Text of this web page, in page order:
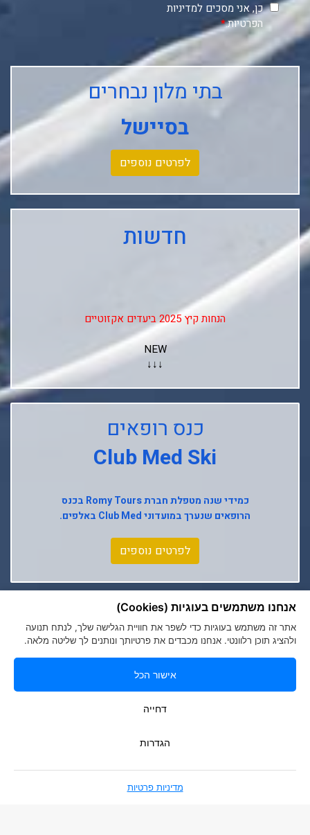
כן, אני מסכים למדיניות
הפרטיות.*
בתי מלון נבחרים
בסיישל
לפרטים נוספים
חדשות
הנחות קיץ 2025 ביעדים אקזוטיים
NEW
↓↓↓
Club Med Les Arcs Panorama
Club Med La Rosiere
Club Med Seychelles
כנס רופאים
Club Med Ski
כמידי שנה מטפלת חברתRomy Tours בכנס
הרופאים שנערך במועדוניClub Med באלפים.
לפרטים נוספים
בניית אתריםSmart Soft Web
אנחנו משתמשים בעוגיות (Cookies)
אתר זה משתמש בעוגיות כדי לשפר את חוויית הגלישה שלך, לנתח תנועה
ולהציג תוכן רלוונטי. אנחנו מכבדים את פרטיותך ונותנים לך שליטה מלאה.
אישור הכל
דחייה
הגדרות
מדיניות פרטיות